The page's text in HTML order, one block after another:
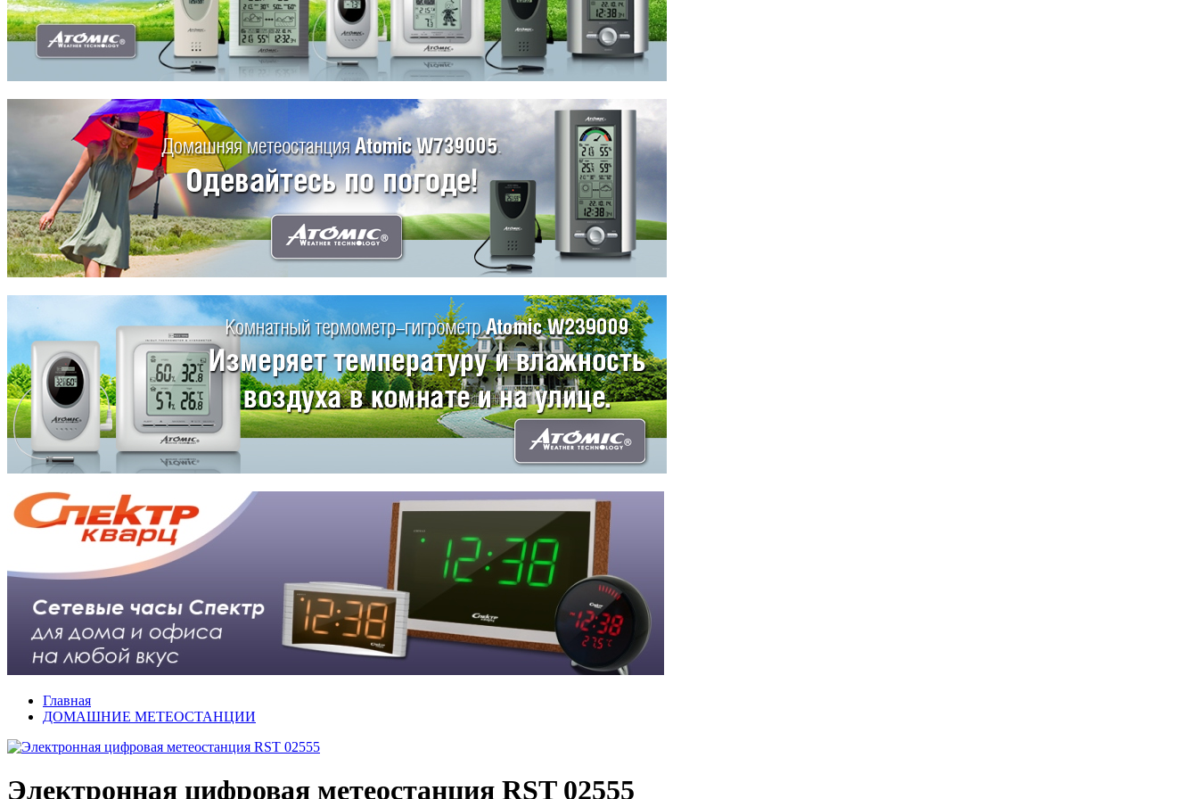
Главная
ДОМАШНИЕ МЕТЕОСТАНЦИИ
Электронная цифровая метеостанция RST 02555